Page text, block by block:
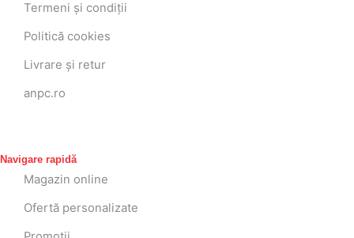
Termeni și condiții
Politică cookies
Livrare și retur
anpc.ro
Navigare rapidă
Magazin online
Ofertă personalizate